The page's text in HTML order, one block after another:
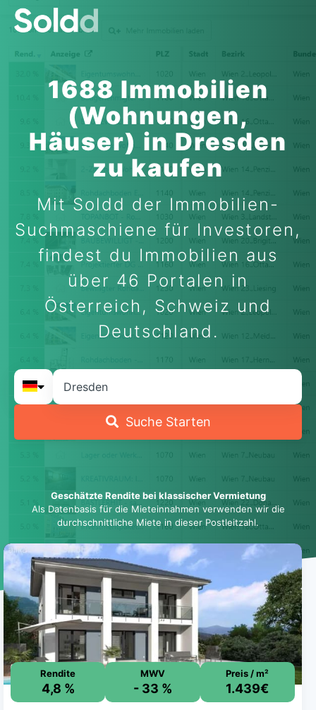
1688 Immobilien
(Wohnungen,
Häuser) in Dresden
zu kaufen
Mit Soldd der Immobilien-
Suchmaschiene für Investoren,
findest du Immobilien aus
über 46 Portalen in
Österreich, Schweiz und
Deutschland.
Suche Starten
Geschätzte Rendite bei klassischer Vermietung
Als Datenbasis für die Mieteinnahmen verwenden wir die
durchschnittliche Miete in dieser Postleitzahl.
Rendite
4,8 %
MWV
- 33 %
Preis / m²
1.439€